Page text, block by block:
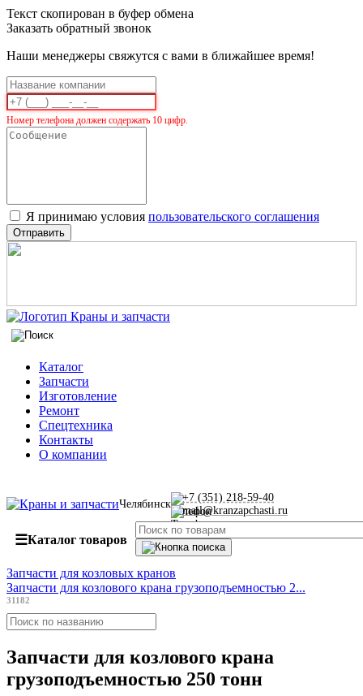
Текст скопирован в буфер обмена
Заказать обратный звонок
Наши менеджеры свяжутся с вами в ближайшее время!
Номер телефона должен содержать 10 цифр.
Я принимаю условия пользовательского соглашения
Отправить
Каталог
Запчасти
Изготовление
Ремонт
Спецтехника
Контакты
О компании
Челябинск
+7 (351) 218-59-40
mail@kranzapchasti.ru
☰Каталог товаров
Запчасти для козловых кранов
Запчасти для козлового крана грузоподъемностью 2...
31182
Запчасти для козлового крана
грузоподъемностью 250 тонн